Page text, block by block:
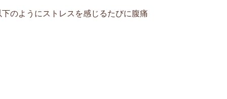
のようにストレスを感じるたびに腹痛